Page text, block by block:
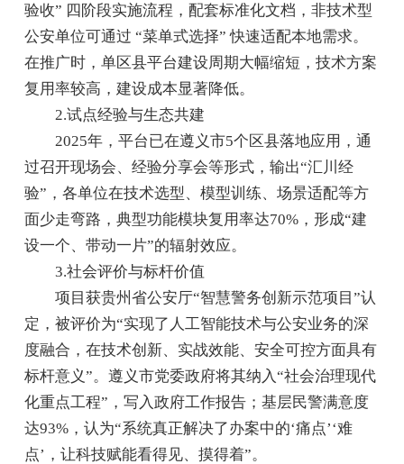
验收” 四阶段实施流程，配套标准化文档，非技术型
公安单位可通过 “菜单式选择” 快速适配本地需求。
在推广时，单区县平台建设周期大幅缩短，技术方案
复用率较高，建设成本显著降低。
2.试点经验与生态共建
2025年，平台已在遵义市5个区县落地应用，通
过召开现场会、经验分享会等形式，输出“汇川经
验”，各单位在技术选型、模型训练、场景适配等方
面少走弯路，典型功能模块复用率达70%，形成“建
设一个、带动一片”的辐射效应。
3.社会评价与标杆价值
项目获贵州省公安厅“智慧警务创新示范项目”认
定，被评价为“实现了人工智能技术与公安业务的深
度融合，在技术创新、实战效能、安全可控方面具有
标杆意义”。遵义市党委政府将其纳入“社会治理现代
化重点工程”，写入政府工作报告；基层民警满意度
达93%，认为“系统真正解决了办案中的‘痛点’‘难
点’，让科技赋能看得见、摸得着”。